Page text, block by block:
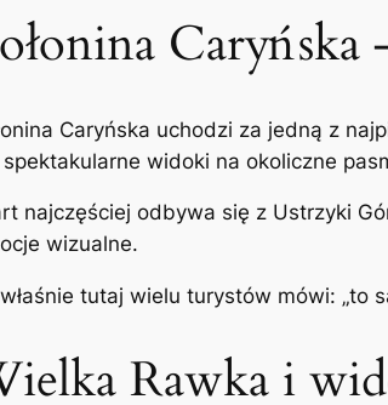
Caryńska uchodzi za jedną z
spektakularne widoki na okoliczne
najczęściej odbywa się z Ustrzyki
wizualne.
tutaj wielu turystów mówi: „to
Rawka i